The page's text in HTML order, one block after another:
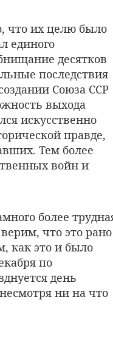
что их целю было
единого
десятков
последствия
Союза ССР
выхода
искусственно
правде,
Тем более
войн и
более
что это рано
как это и было
по
день
ни на что